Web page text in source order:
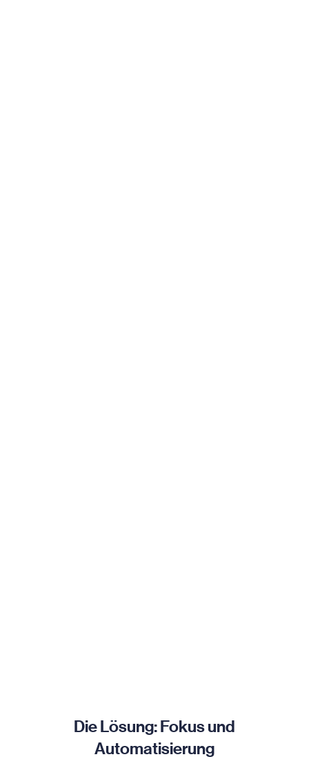
Die Lösung: Fokus und
Automatisierung